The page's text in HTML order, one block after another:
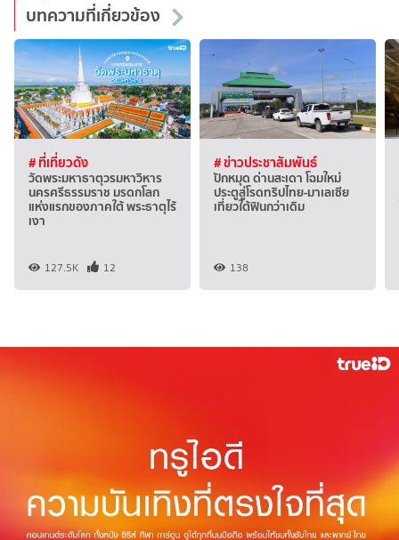
บทความที่เกี่ยวข้อง
# ที่เที่ยวดัง
วัดพระมหาธาตุวรมหาวิหาร
นครศรีธรรมราช มรดกโลก
แห่งแรกของภาคใต้ พระธาตุไร้
เงา
127.5K 12
# ข่าวประชาสัมพันธ์
ปักหมุด ด่านสะเดา โฉมใหม่
ประตูสู่โรดทริปไทย-มาเลเซีย
เที่ยวใต้ฟินกว่าเดิม
138